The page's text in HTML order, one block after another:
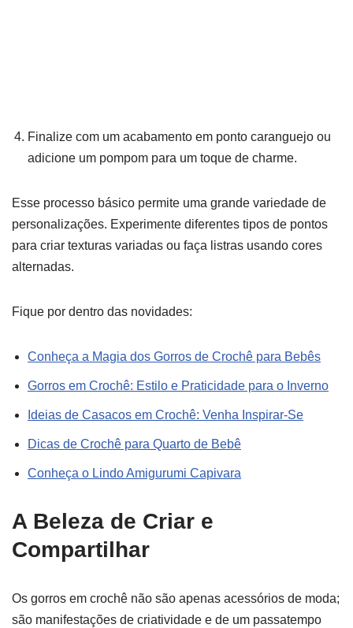
Finalize com um acabamento em ponto caranguejo ou
adicione um pompom para um toque de charme.
Esse processo básico permite uma grande variedade de
personalizações. Experimente diferentes tipos de pontos
para criar texturas variadas ou faça listras usando cores
alternadas.
Fique por dentro das novidades:
Conheça a Magia dos Gorros de Crochê para Bebês
Gorros em Crochê: Estilo e Praticidade para o Inverno
Ideias de Casacos em Crochê: Venha Inspirar-Se
Dicas de Crochê para Quarto de Bebê
Conheça o Lindo Amigurumi Capivara
A Beleza de Criar e
Compartilhar
Os gorros em crochê não são apenas acessórios de moda;
são manifestações de criatividade e de um passatempo